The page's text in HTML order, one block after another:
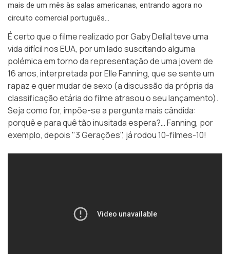
mais de um mês às salas americanas, entrando agora no
circuito comercial português…
É certo que o filme realizado por Gaby Dellal teve uma
vida difícil nos EUA, por um lado suscitando alguma
polémica em torno da representação de uma jovem de
16 anos, interpretada por Elle Fanning, que se sente um
rapaz e quer mudar de sexo (a discussão da própria da
classificação etária do filme atrasou o seu lançamento).
Seja como for, impõe-se a pergunta mais cândida:
porquê e para quê tão inusitada espera?… Fanning, por
exemplo, depois "3 Gerações", já rodou 10-filmes-10!